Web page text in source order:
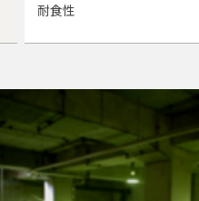
耐食性